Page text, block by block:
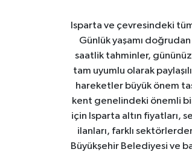
Isparta ve çevresindeki
Günlük yaşamı
saatlik tahminler,
tam uyumlu olarak
hareketler büyük önem
kent genelindeki önemli
için Isparta altın fiyatları,
ilanları, farklı
Büyükşehir Belediyesi ve